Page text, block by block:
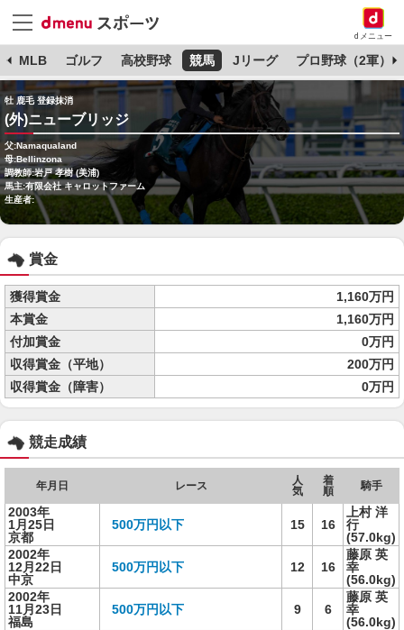
dメニュー
MLB ゴルフ 高校野球 競馬 Jリーグ プロ野球（2軍）
牡 鹿毛 登録抹消
(外)ニューブリッジ
父:Namaqualand
母:Bellinzona
調教師:岩戸 孝樹 (美浦)
馬主:有限会社 キャロットファーム
生産者:
賞金
獲得賞金
1,160万円
本賞金
1,160万円
付加賞金
0万円
収得賞金（平地）
200万円
収得賞金（障害）
0万円
競走成績
年月日 レース
人
気
着
順
騎手
2003年
1月25日
京都
500万円以下 15 16
上村 洋
行
(57.0kg)
2002年
12月22日
中京
500万円以下 12 16
藤原 英
幸
(56.0kg)
2002年
11月23日
福島
500万円以下 9 6
藤原 英
幸
(56.0kg)